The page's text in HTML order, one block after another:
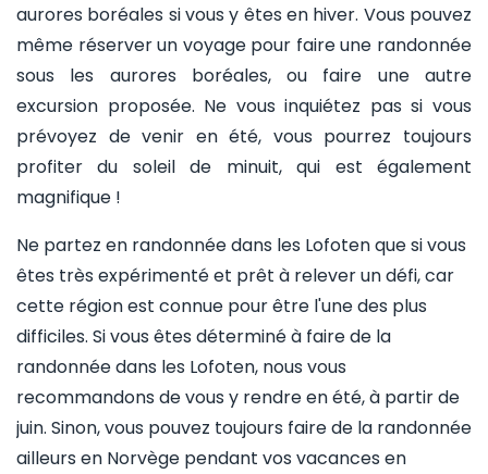
aurores boréales si vous y êtes en hiver. Vous pouvez
même réserver un voyage pour faire une randonnée
sous les aurores boréales, ou faire une autre
excursion proposée. Ne vous inquiétez pas si vous
prévoyez de venir en été, vous pourrez toujours
profiter du soleil de minuit, qui est également
magnifique !
Ne partez en randonnée dans les Lofoten que si vous
êtes très expérimenté et prêt à relever un défi, car
cette région est connue pour être l'une des plus
difficiles. Si vous êtes déterminé à faire de la
randonnée dans les Lofoten, nous vous
recommandons de vous y rendre en été, à partir de
juin. Sinon, vous pouvez toujours faire de la randonnée
ailleurs en Norvège pendant vos vacances en